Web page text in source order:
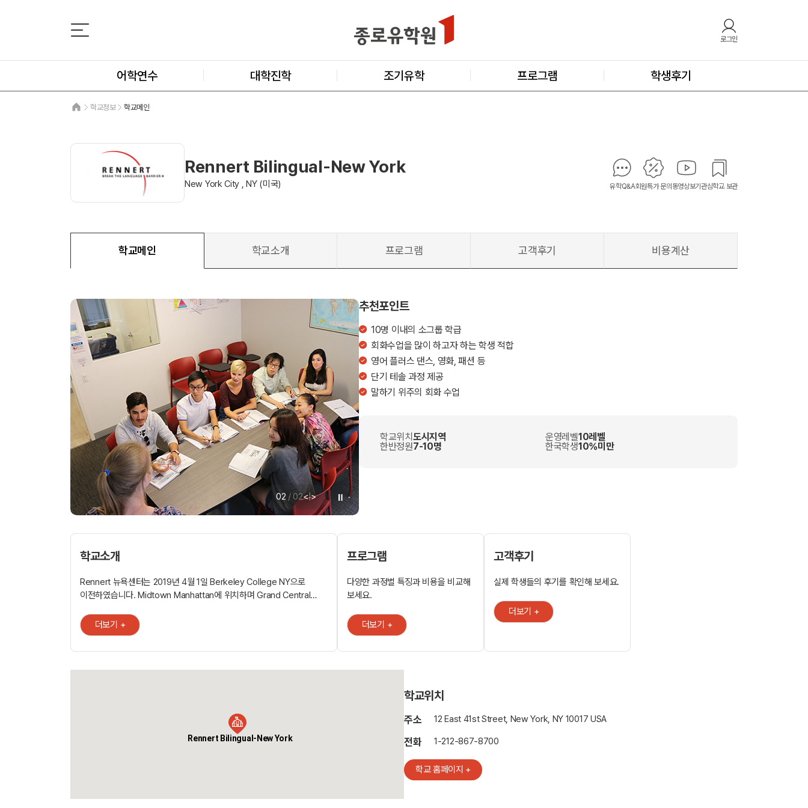
로그인
어학연수 대학진학 조기유학 프로그램 학생후기
학교정보 학교메인
Rennert Bilingual-New York
New York City , NY (미국) 유학Q&A회원특가 문의 동영상보기관심학교 보관
학교메인 학교소개 프로그램 고객후기 비용계산
02 / 02<|>
추천포인트
10명 이내의 소그룹 학급
회화수업을 많이 하고자 하는 학생 적합
영어 플러스 댄스, 영화, 패션 등
단기 테솔 과정 제공
말하기 위주의 회화 수업
학교위치 도시지역 운영레벨10레벨
한반정원7-10명 한국학생10%미만
학교소개
Rennert 뉴욕센터는 2019년 4월 1일 Berkeley College NY으로
이전하였습니다. Midtown Manhattan에 위치하며 Grand Central
Rennert에서는 강의실 밖에서도 배울 수 있는 프로그램인 영어 플러스
과정이 유명합니다. 춤, 패션, 요리, 영화제작, 연기, 음악, 메이크업 등을
더보기 +
프로그램
다양한 과정별 특징과 비용을 비교해
보세요.
더보기 +
고객후기
실제 학생들의 후기를 확인해 보세요.
더보기 +
Rennert Bilingual-New York
학교위치
주소 12 East 41st Street, New York, NY 10017 USA
전화 1-212-867-8700
학교 홈페이지 +